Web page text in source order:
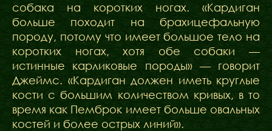
собака на коротких ногах. «Кардиган
больше походит на брахицефальную
породу, потому что имеет большое тело на
коротких ногах, хотя обе собаки —
истинные карликовые породы» — говорит
Джеймс. «Кардиган должен иметь круглые
кости с большим количеством кривых, в то
время как Пемброк имеет больше овальных
костей и более острых линий».